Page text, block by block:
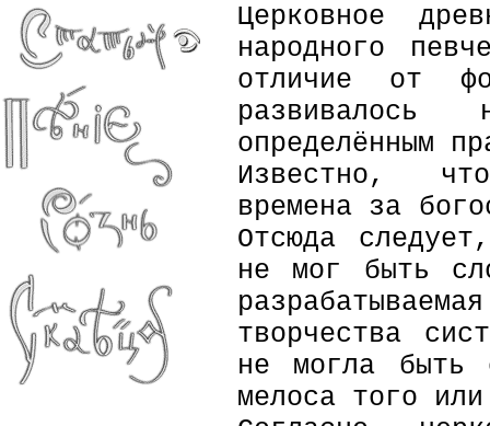
Церковное
народного
отличие от
определённым
Известно,
времена за
Отсюда
не мог быть
творчества
не могла быть
мелоса того